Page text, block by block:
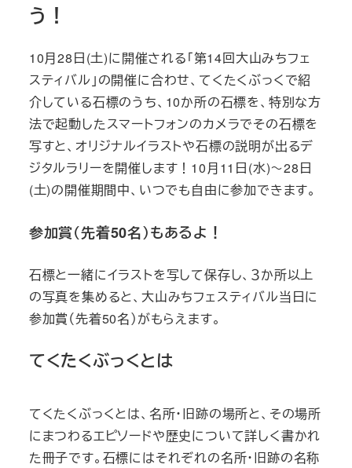
う！
10月28日(土)に開催される「第14回大山みちフェ
スティバル」の開催に合わせ、てくたくぶっくで紹
介している石標のうち、10か所の石標を、特別な方
法で起動したスマートフォンのカメラでその石標を
写すと、オリジナルイラストや石標の説明が出るデ
ジタルラリーを開催します！10月11日(水)～28日
(土)の開催期間中、いつでも自由に参加できます。
参加賞（先着50名）もあるよ！
石標と一緒にイラストを写して保存し、３か所以上
の写真を集めると、大山みちフェスティバル当日に
参加賞（先着50名）がもらえます。
てくたくぶっくとは
てくたくぶっくとは、名所・旧跡の場所と、その場所
にまつわるエピソードや歴史について詳しく書かれ
た冊子です。石標にはそれぞれの名所・旧跡の名称